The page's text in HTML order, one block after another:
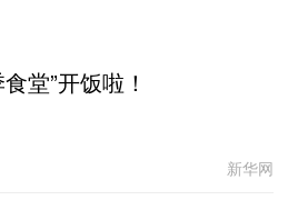
堂”开饭啦！
新华网